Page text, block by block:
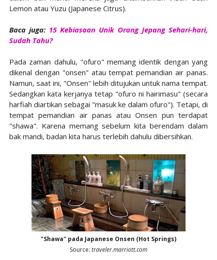
Lemon atau Yuzu (Japanese Citrus).
Baca juga: 15 Kebiasaan Unik Orang Jepang Sehari-hari,
Sudah Tahu?
Pada zaman dahulu, "ofuro" memang identik dengan yang
dikenal dengan "onsen" atau tempat pemandian air panas.
Namun, saat ini, "Onsen" lebih ditujukan untuk nama tempat.
Sedangkan kata kerjanya tetap "ofuro ni hairimasu" (secara
harfiah diartikan sebagai "masuk ke dalam ofuro"). Tetapi, di
tempat pemandian air panas atau Onsen pun terdapat
"shawa". Karena memang sebelum kita berendam dalam
bak mandi, badan kita harus terlebih dahulu dibersihkan.
"Shawa" pada Japanese Onsen (Hot Springs)
Source: traveler.marriott.com